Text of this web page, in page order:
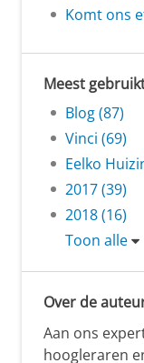
Komt ons
Meest
Blog (87)
Vinci (69)
Eelko
2017 (39)
2018 (16)
Toon alle
Over de
Aan ons
hoogleraren